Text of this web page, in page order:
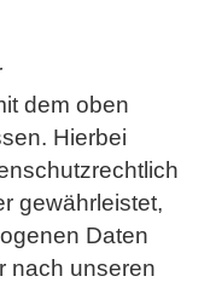
dem oben
Hierbei
gewährleistet,
Daten
nach unseren